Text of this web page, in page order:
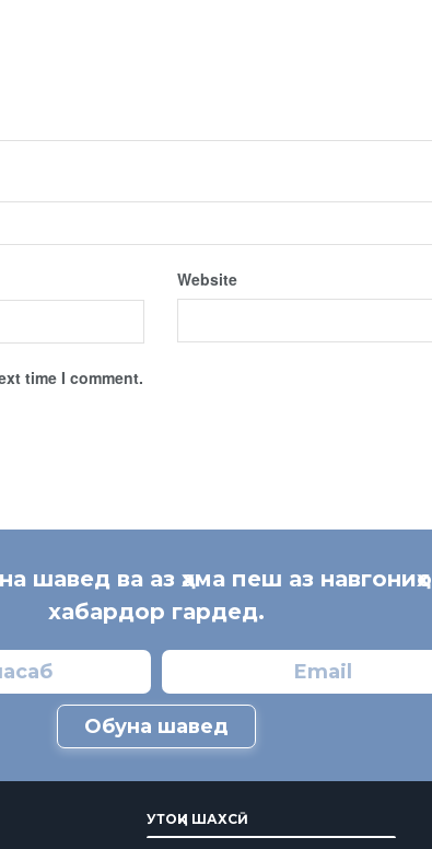
Website
time I comment.
шавед ва аз ҳама пеш аз навгониҳо
хабардор гардед.
Обуна шавед
УТОҚИ ШАХСӢ